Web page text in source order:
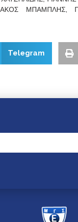
ΜΠΑΜΠΛΗΣ,
Telegram